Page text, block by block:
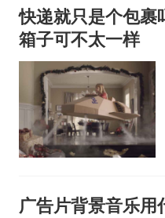
快递就只是个包裹
箱子可不太一样
广告片背景音乐用